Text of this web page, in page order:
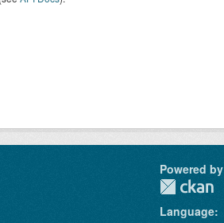
Powered by
Language